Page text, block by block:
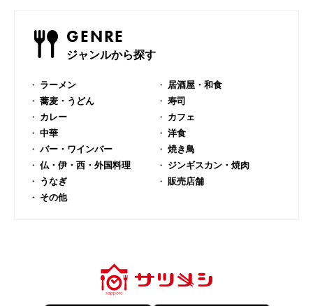
GENRE
ジャンルから探す
ラーメン
居酒屋・和食
蕎麦・うどん
寿司
カレー
カフェ
中華
洋食
バー・ワインバー
焼き鳥
仏・伊・西・外国料理
ジンギスカン・焼肉
うなぎ
販売店舗
その他